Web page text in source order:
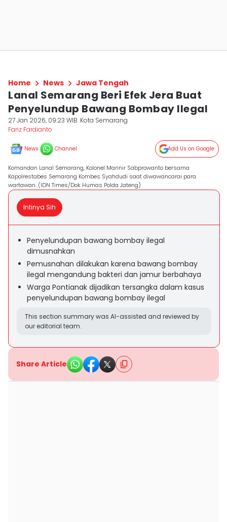
Home News Jawa Tengah
Lanal Semarang Beri Efek Jera Buat
Penyelundup Bawang Bombay Ilegal
27 Jan 2026, 09:23 WIB Kota Semarang
Fariz Fardianto
News Channel Add Us on Google
Komandan Lanal Semarang, Kolonel Marinir Sabprowanto bersama
Kapolrestabes Semarang Kombes Syahdudi saat diwawancarai para
wartawan. (IDN Times/Dok Humas Polda Jateng)
Intinya Sih
Penyelundupan bawang bombay ilegal
dimusnahkan
Pemusnahan dilakukan karena bawang bombay
ilegal mengandung bakteri dan jamur berbahaya
Warga Pontianak dijadikan tersangka dalam kasus
penyelundupan bawang bombay ilegal
This section summary was AI-assisted and reviewed by
our editorial team.
Share Article